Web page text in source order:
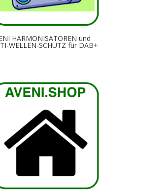
HARMONISATOREN und
WELLEN-SCHUTZ für DAB+